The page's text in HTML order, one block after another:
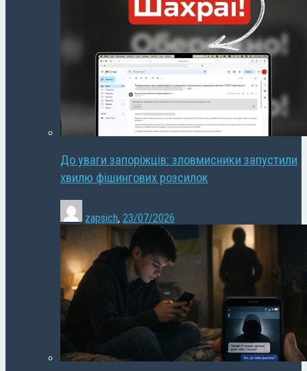
До уваги запоріжців: зловмисники запустили
хвилю фішингових розсилок
zapsich, 23/07/2026